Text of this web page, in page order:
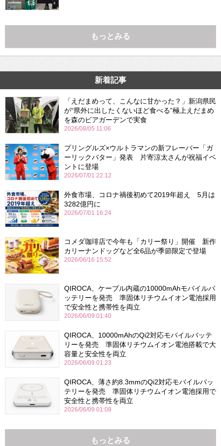
もっとみる
新着記事
「えだまめって、こんなに甘かった？」新潟県民
が“県外に出したくないほど食べる”極上えだまめ
を森のビアガーデンで実食
2026/08/05 11:06
プリングルズ×ウルトラマンの新フレーバー「ガ
ーリックバター」発表 片寄涼太さんが祝福イベ
ントに登場
2026/07/01 22:12
外食市場、コロナ禍後初めて2019年超え 5月は
3282億円に
2026/07/01 16:24
コメダ珈琲店で今年も「カリー祭り」開催 新作
カリーナンドッグなど全6品が季節限定で登場
2026/06/16 15:52
QIROCA、ケーブル内蔵の10000mAhモバイルバ
ッテリーを発売 準固体リチウムイオン電池採用
で安全性と携帯性を両立
2026/06/09 01:40
QIROCA、10000mAhのQi2対応モバイルバッテ
リーを発売 準固体リチウムイオン電池搭載で大
容量と安全性を両立
2026/06/09 01:23
QIROCA、薄さ約8.3mmのQi2対応モバイルバッ
テリーを発売 準固体リチウムイオン電池採用で
安全性と携帯性を両立
2026/06/09 01:08
もっとみる